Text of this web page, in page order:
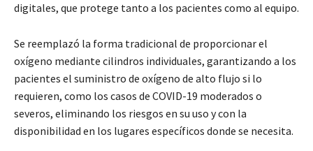
digitales, que protege tanto a los pacientes como al equipo.
Se reemplazó la forma tradicional de proporcionar el
oxígeno mediante cilindros individuales, garantizando a los
pacientes el suministro de oxígeno de alto flujo si lo
requieren, como los casos de COVID-19 moderados o
severos, eliminando los riesgos en su uso y con la
disponibilidad en los lugares específicos donde se necesita.